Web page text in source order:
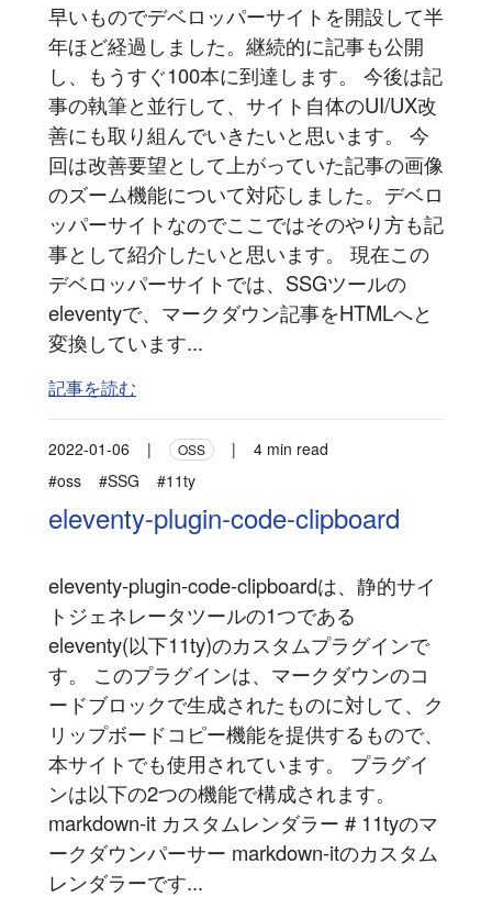
早いものでデベロッパーサイトを開設して半
年ほど経過しました。継続的に記事も公開
し、もうすぐ100本に到達します。 今後は記
事の執筆と並行して、サイト自体のUI/UX改
善にも取り組んでいきたいと思います。 今
回は改善要望として上がっていた記事の画像
のズーム機能について対応しました。デベロ
ッパーサイトなのでここではそのやり方も記
事として紹介したいと思います。 現在この
デベロッパーサイトでは、SSGツールの
eleventyで、マークダウン記事をHTMLへと
変換しています...
記事を読む
2022-01-06 | OSS |
4 min read
#oss
#SSG #11ty
eleventy-plugin-code-clipboard
eleventy-plugin-code-clipboardは、静的サイ
トジェネレータツールの1つである
eleventy(以下11ty)のカスタムプラグインで
す。 このプラグインは、マークダウンのコ
ードブロックで生成されたものに対して、ク
リップボードコピー機能を提供するもので、
本サイトでも使用されています。 プラグイ
ンは以下の2つの機能で構成されます。
markdown-it カスタムレンダラー # 11tyのマ
ークダウンパーサー markdown-itのカスタム
レンダラーです...